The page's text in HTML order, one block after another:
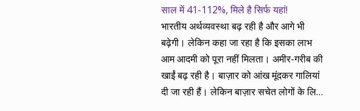
साल में 41-112%, मिले है सिर्फ यहां!
भारतीय अर्थव्यवस्था बढ़ रही है और आगे भी
बढ़ेगी। लेकिन कहा जा रहा है कि इसका लाभ
आम आदमी को पूरा नहीं मिलता। अमीर-गरीब की
खाईं बढ़ रही है। बाज़ार को आंख मूंदकर गालियां
दी जा रही हैं। लेकिन बाज़ार सचेत लोगों के लिए